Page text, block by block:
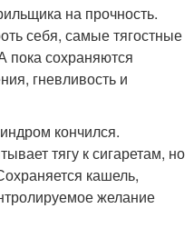
на прочность.
себя, самые тягостные
пока сохраняются
гневливость и
кончился.
тягу к сигаретам, но
кашель,
желание